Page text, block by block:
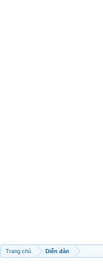
Trang chủ Diễn đàn